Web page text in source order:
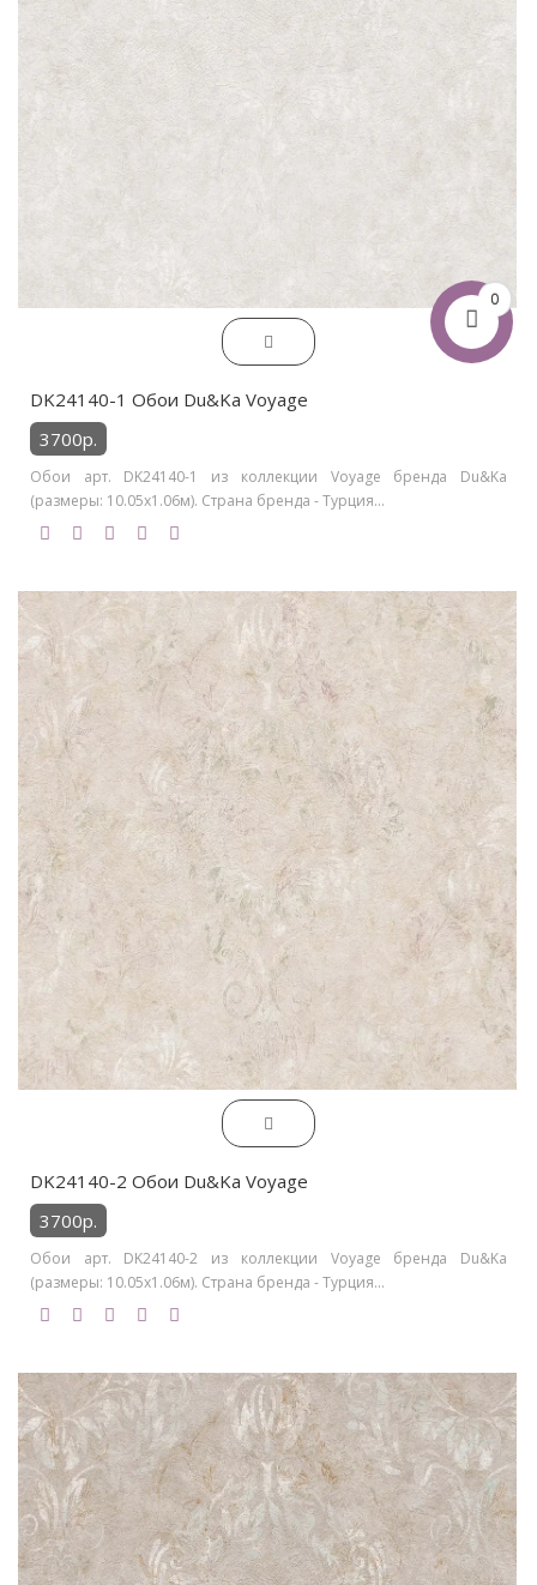
0
DK24140-1 Обои Du&Ka Voyage
3700р.
Обои арт. DK24140-1 из коллекции Voyage бренда Du&Ka
(размеры: 10.05х1.06м). Страна бренда - Турция...
DK24140-2 Обои Du&Ka Voyage
3700р.
Обои арт. DK24140-2 из коллекции Voyage бренда Du&Ka
(размеры: 10.05х1.06м). Страна бренда - Турция...